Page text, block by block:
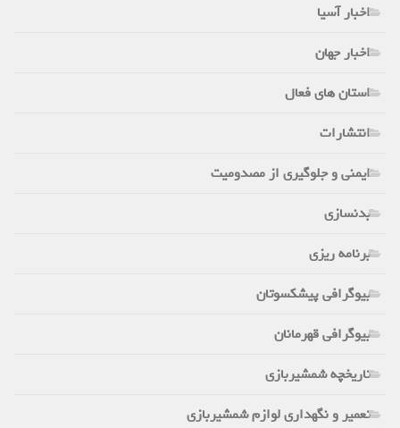
اخبار آسیا
اخبار جهان
استان های فعال
انتشارات
ایمنی و جلوگیری از مصدومیت
بدنسازی
برنامه ریزی
بیوگرافی پیشکسوتان
بیوگرافی قهرمانان
تاریخچه شمشیربازی
تعمیر و نگهداری لوازم شمشیربازی